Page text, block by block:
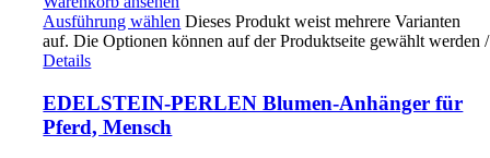
Ausführung wählen Dieses Produkt weist mehrere Varianten
auf. Die Optionen können auf der Produktseite gewählt werden/
Details
EDELSTEIN-PERLEN Blumen-Anhänger für
Pferd, Mensch